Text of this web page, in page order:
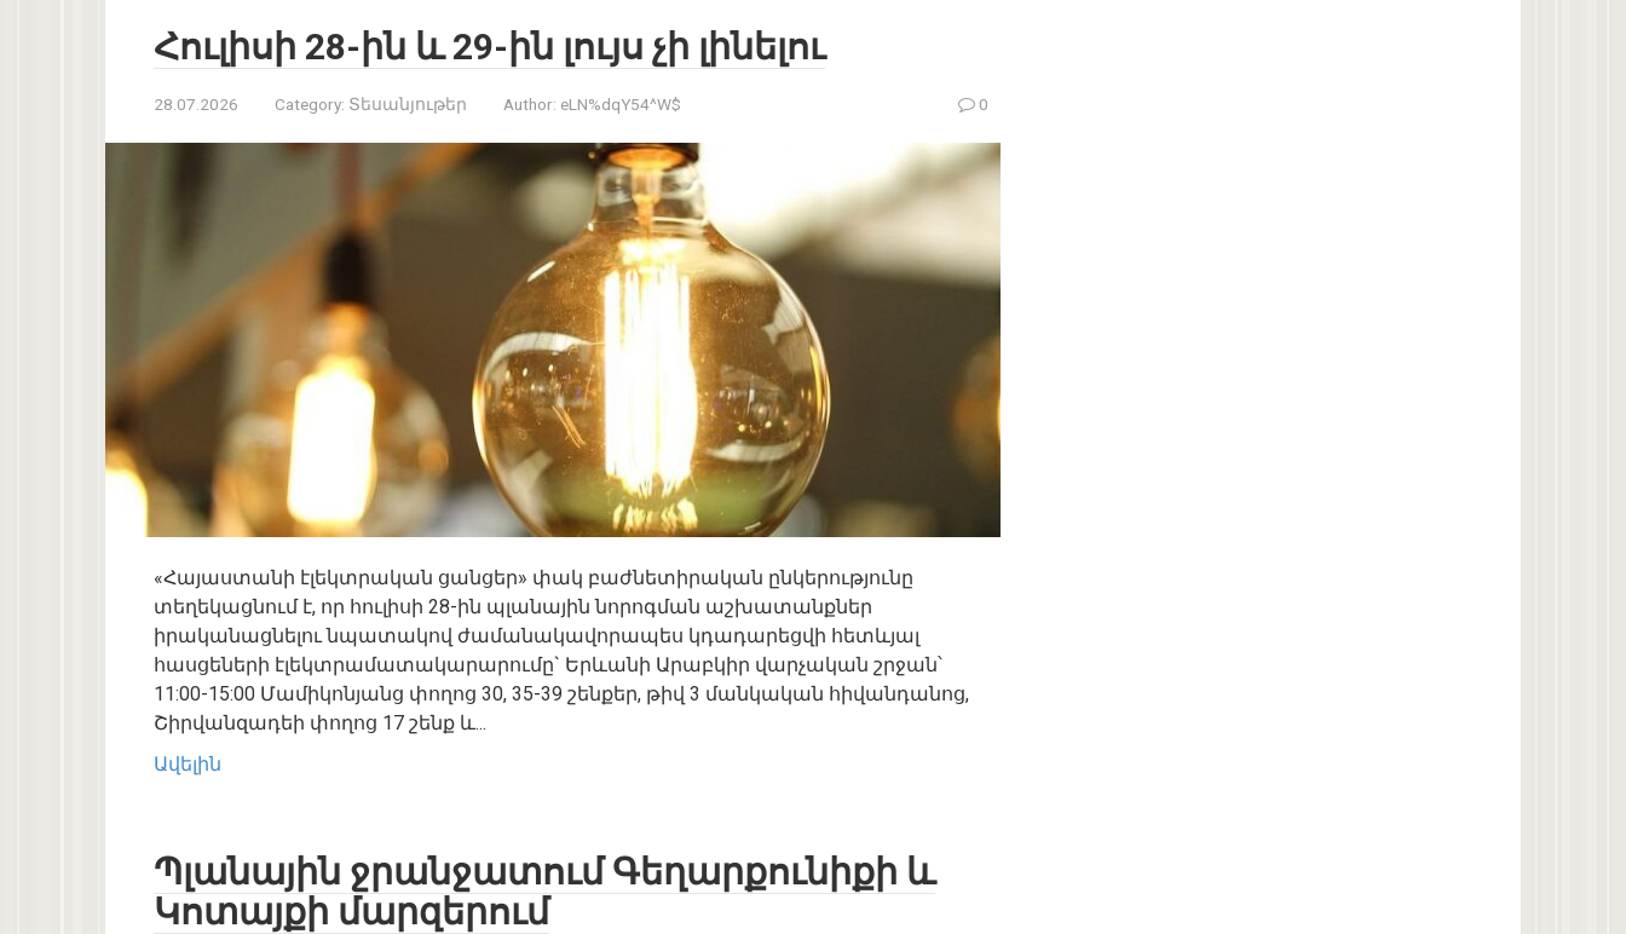
Հուլիսի 28-ին և 29-ին լույս չի լինելու
28.07.2026 Category: Տեսանյութեր Author: eLN%dqY54^W$ 0
«Հայաստանի էլեկտրական ցանցեր» փակ բաժնետիրական ընկերությունը
տեղեկացնում է, որ հուլիսի 28-ին պլանային նորոգման աշխատանքներ
իրականացնելու նպատակով ժամանակավորապես կդադարեցվի հետևյալ
հասցեների էլեկտրամատակարարումը` Երևանի Արաբկիր վարչական շրջան՝
11:00-15:00 Մամիկոնյանց փողոց 30, 35-39 շենքեր, թիվ 3 մանկական հիվանդանոց,
Շիրվանզադեի փողոց 17 շենք և...
Ավելին
Պլանային ջրանջատում Գեղարքունիքի և
Կոտայքի մարզերում